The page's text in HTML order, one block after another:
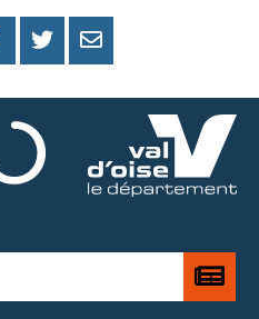
PARTAGER
FACEBOOK
PARTAGER
PARTAGER
MAIL
Je